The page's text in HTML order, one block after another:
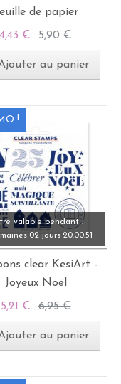
de papier
4,43 € 5,90 €
au panier
!
valable pendant :
02 jours 20:00:49
clear KesiArt -
Joyeux Noël
5,21 € 6,95 €
au panier